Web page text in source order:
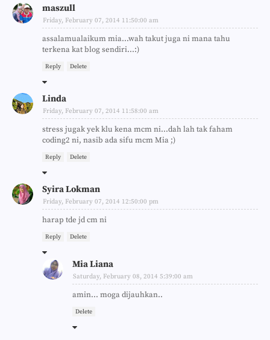
maszull
Friday, February 07, 2014 11:50:00 am
assalamualaikum mia...wah takut juga ni mana tahu
terkena kat blog sendiri...:)
Reply Delete
Linda
Friday, February 07, 2014 11:58:00 am
stress jugak yek klu kena mcm ni...dah lah tak faham
coding2 ni, nasib ada sifu mcm Mia ;)
Reply Delete
Syira Lokman
Friday, February 07, 2014 12:50:00 pm
harap tde jd cm ni
Reply Delete
Mia Liana
Saturday, February 08, 2014 5:39:00 am
amin... moga dijauhkan..
Delete